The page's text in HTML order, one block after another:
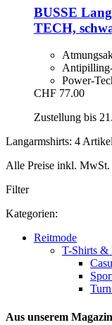
BUSSE
TECH,
Power-
CHF 77.00
Zustellung bis
Langarmshirts: 4 Artikel
Alle Preise inkl. MwSt.
Filter
Kategorien:
Reitmode
T-Shirts &
Aus unserem